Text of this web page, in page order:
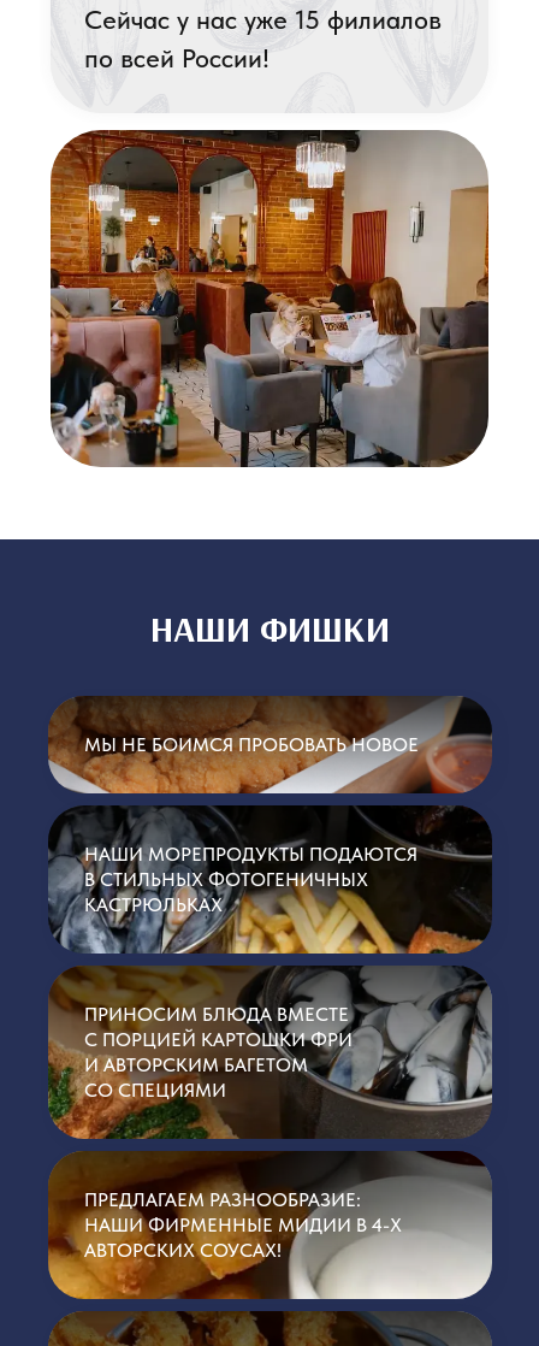
НАШИ ФИШКИ
МЫ НЕ БОИМСЯ ПРОБОВАТЬ НОВОЕ
НАШИ МОРЕПРОДУКТЫ ПОДАЮТСЯ
В СТИЛЬНЫХ ФОТОГЕНИЧНЫХ
КАСТРЮЛЬКАХ
ПРИНОСИМ БЛЮДА ВМЕСТЕ
С ПОРЦИЕЙ КАРТОШКИ ФРИ
И АВТОРСКИМ БАГЕТОМ
СО СПЕЦИЯМИ
ПРЕДЛАГАЕМ РАЗНООБРАЗИЕ:
НАШИ ФИРМЕННЫЕ МИДИИ В 4-Х
АВТОРСКИХ СОУСАХ!
Море ближе, чем кажется.
Иногда — всего в одном
квартале от дома.